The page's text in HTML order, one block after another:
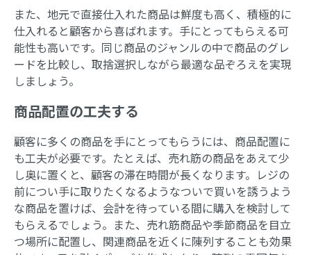
また、地元で直接仕入れた商品は鮮度も高く、積極的に
仕入れると顧客から喜ばれます。手にとってもらえる可
能性も高いです。同じ商品のジャンルの中で商品のグレ
ードを比較し、取捨選択しながら最適な品ぞろえを実現
しましょう。
商品配置の工夫する
顧客に多くの商品を手にとってもらうには、商品配置に
も工夫が必要です。たとえば、売れ筋の商品をあえて少
し奥に置くと、顧客の滞在時間が長くなります。レジの
前につい手に取りたくなるようなついで買いを誘うよう
な商品を置けば、会計を待っている間に購入を検討して
もらえるでしょう。また、売れ筋商品や季節商品を目立
つ場所に配置し、関連商品を近くに陳列することも効果